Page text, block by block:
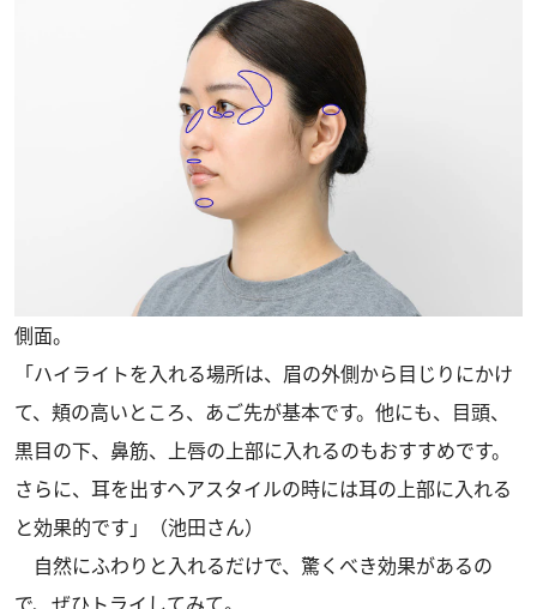
側面。
「ハイライトを入れる場所は、眉の外側から目じりにかけ
て、頬の高いところ、あご先が基本です。他にも、目頭、
黒目の下、鼻筋、上唇の上部に入れるのもおすすめです。
さらに、耳を出すヘアスタイルの時には耳の上部に入れる
と効果的です」（池田さん）
自然にふわりと入れるだけで、驚くべき効果があるの